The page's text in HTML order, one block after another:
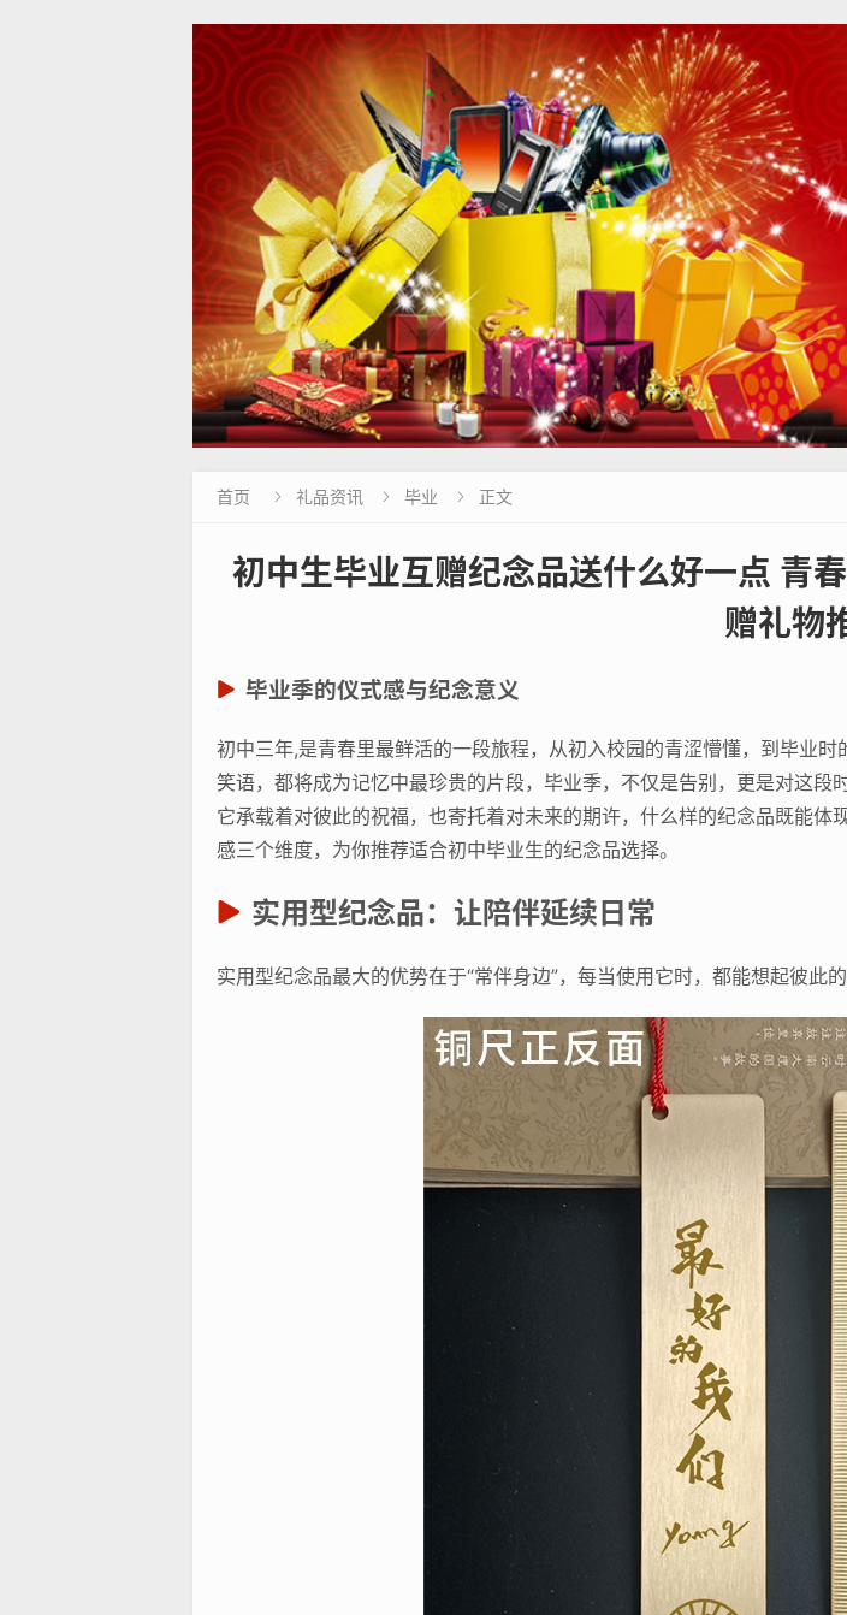
首页  礼品资讯  毕业  正文
初中生毕业互赠纪念品送什么好一点 青
赠礼物
毕业季的仪式感与纪念意义
初中三年,是青春里最鲜活的一段旅程，从初入校园的青涩懵懂，到毕业
笑语，都将成为记忆中最珍贵的片段，毕业季，不仅是告别，更是对这段
它承载着对彼此的祝福，也寄托着对未来的期许，什么样的纪念品既能
感三个维度，为你推荐适合初中毕业生的纪念品选择。
实用型纪念品：让陪伴延续日常
实用型纪念品最大的优势在于“常伴身边”，每当使用它时，都能想起彼此的